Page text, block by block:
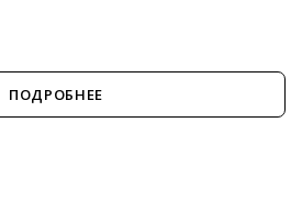
ПОДРОБНЕЕ